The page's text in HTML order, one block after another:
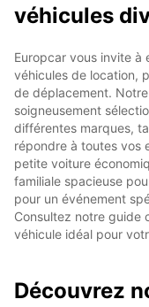
véhicules
Europcar vous invite à
véhicules de location,
de déplacement. Notre
soigneusement
différentes marques,
répondre à toutes vos
petite voiture
familiale spacieuse
pour un événement
Consultez notre guide
véhicule idéal pour
Découvrez